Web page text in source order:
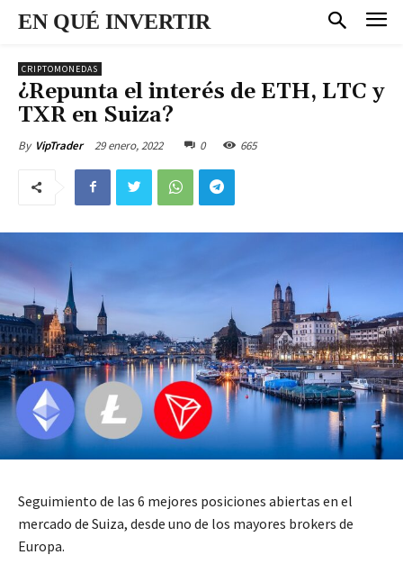
EN QUÉ INVERTIR
CRIPTOMONEDAS
¿Repunta el interés de ETH, LTC y
TXR en Suiza?
By VipTrader 29 enero, 2022 0 665
Seguimiento de las 6 mejores posiciones abiertas en el
mercado de Suiza, desde uno de los mayores brokers de
Europa.